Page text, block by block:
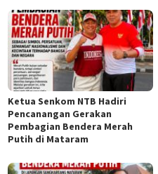
Ketua Senkom NTB Hadiri
Pencanangan Gerakan
Pembagian Bendera Merah
Putih di Mataram